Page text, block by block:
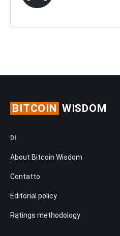
BITCOIN WISDOM
DI
About Bitcoin Wisdom
Contatto
Editorial policy
Ratings methodology